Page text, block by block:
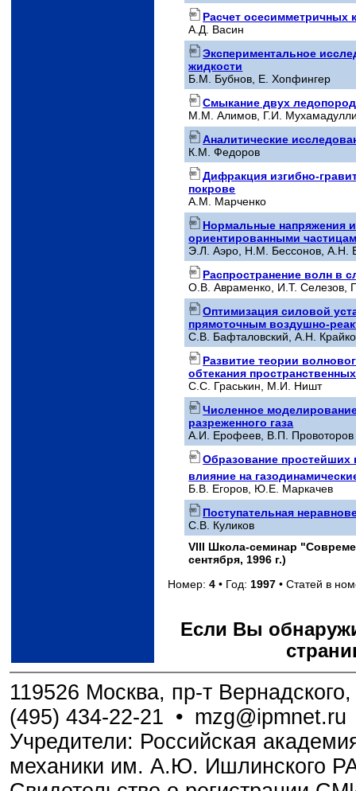
Расчет осесимметричных
А.Д. Васин
Экспериментальное
жидкости
Б.М. Бубнов, Е. Хопфингер
Смыкание двух
М.М. Алимов, Г.И.
Аналитические
К.М. Федоров
Дифракция изгибно-
покрове
A.M. Марченко
Нормальные напряжения
ориентированными
Э.Л. Аэро, Н.М. Бессонов, А.Н.
Распространение волн в
О.В. Авраменко, И.Т. Селезов,
Оптимизация силовой
прямоточным воздушно-
С.В. Бафталовский, А.Н.
Развитие теории
обтекания
С.С. Граськин, М.И. Ништ
Численное
разреженного газа
А.И. Ерофеев, В.П. Провоторов
Образование простейших
влияние на
Б.В. Егоров, Ю.Е. Маркачев
Поступательная
С.В. Куликов
VIII Школа-семинар
сентября, 1996 г.)
Номер:4 • Год: 1997 • Статей в
Если Вы
119526 Москва, пр-т
(495) 434-22-21 • mzg@ipmnet.ru
Учредители: Российская
механики им. А.Ю. Ишлинского